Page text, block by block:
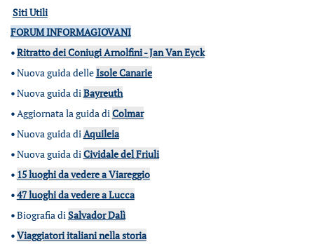
Siti Utili
FORUM INFORMAGIOVANI
•Ritratto dei Coniugi Arnolfini - Jan Van Eyck
•Nuova guida delleIsole Canarie
•Nuova guida diBayreuth
•Aggiornata la guida diColmar
•Nuova guida diAquileia
•Nuova guida diCividale del Friuli
• 15 luoghi da vedere a Viareggio
•47 luoghi da vedere a Lucca
•Biografia diSalvador Dalì
•Viaggiatori italiani nella storia